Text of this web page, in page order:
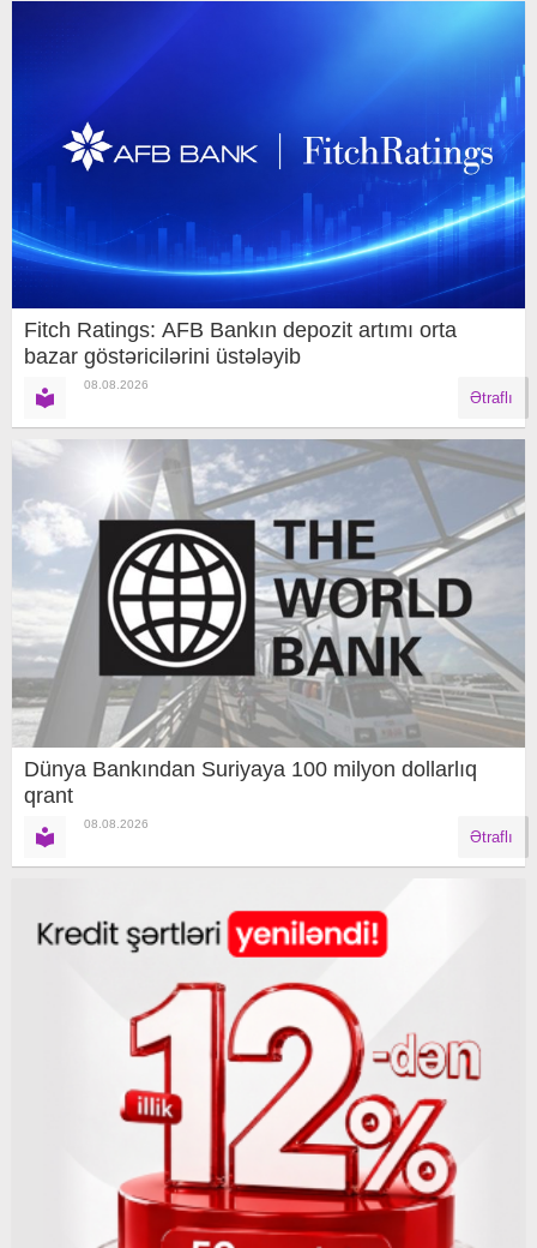
Fitch Ratings: AFB Bankın depozit artımı orta
bazar göstəricilərini üstələyib
08.08.2026
Ətraflı
Dünya Bankından Suriyaya 100 milyon dollarlıq
qrant
08.08.2026
Ətraflı